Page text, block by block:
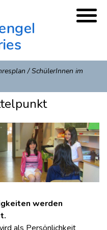
/SchülerInnen im
werden